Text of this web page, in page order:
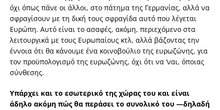
όχι όπως πάνε οι άλλοι, στο πάτημα της Γερμανίας, αλλά να
σφραγίσουν με τη δική τους σφραγίδα αυτό που λέγεται
Ευρώπη. Αυτό είναι το ασαφές, ακόμη, περιεχόμενο στα
λειτουργικά με τους Ευρωπαίους κτλ, αλλά βάζοντας την
έννοια ότι θα κάνουμε ένα κοινοβούλιο της ευρωζώνης, για
τον προϋπολογισμό της ευρωζώνης, όχι ότι να ‘ναι, όποιας
σύνθεσης.
Υπάρχει και το εσωτερικό της χώρας του και είναι
άδηλο ακόμη πώς θα περάσει το συνολικό του —δηλαδή